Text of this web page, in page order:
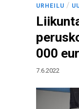
URHEILU /
000
7.6.2022